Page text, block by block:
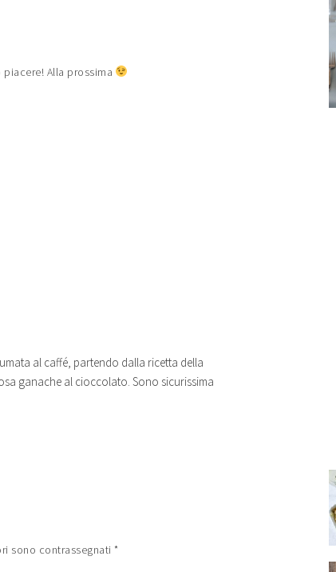
Alla prossima
al caffé, partendo dalla ricetta della
ganache al cioccolato. Sono sicurissima
sono contrassegnati *